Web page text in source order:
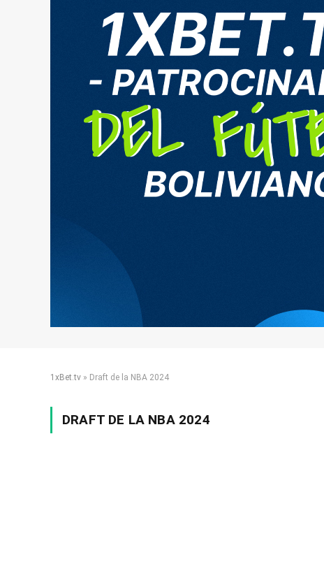
1xBet.tv » Draft de la NBA 2024
DRAFT DE LA NBA 2024